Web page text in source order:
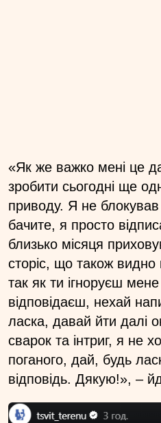
«Як же важко мені це
зробити сьогодні ще
приводу. Я не
бачите, я просто
близько місяця
сторіс, що також видно
так як ти ігноруєш
відповідаєш, нехай
ласка, давай йти далі
сварок та інтриг, я не
поганого, дай, будь
відповідь. Дякую!», –